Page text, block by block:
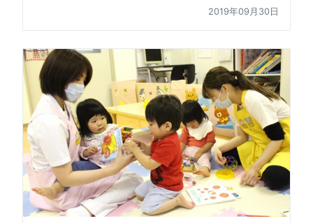
2019年09月30日